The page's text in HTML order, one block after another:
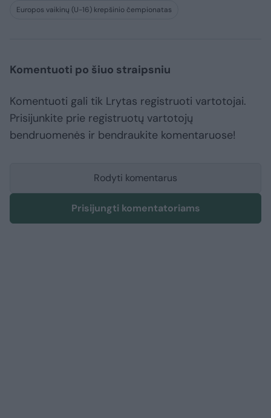
Europos vaikinų (U-16) krepšinio čempionatas
Komentuoti po šiuo straipsniu
Komentuoti gali tik Lrytas registruoti vartotojai.
Prisijunkite prie registruotų vartotojų
bendruomenės ir bendraukite komentaruose!
Rodyti komentarus
Prisijungti komentatoriams